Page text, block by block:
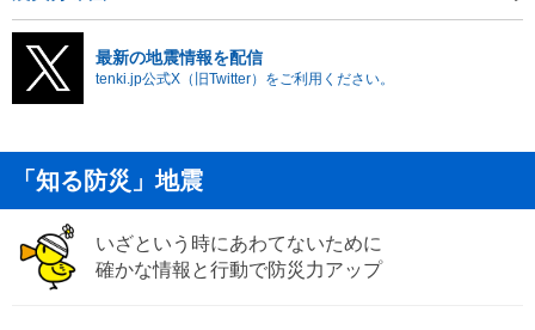
最新の地震情報を配信
tenki.jp公式X（旧Twitter）をご利用ください。
「知る防災」地震
いざという時にあわてないために
確かな情報と行動で防災力アップ